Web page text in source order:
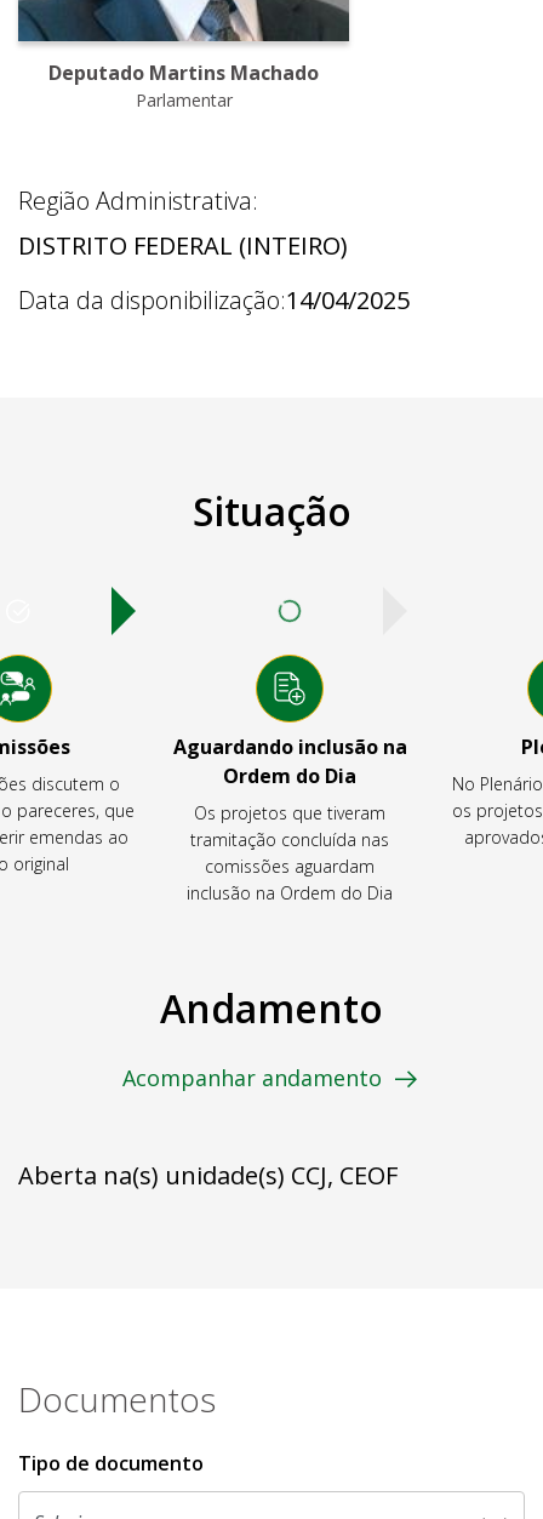
Deputado Martins Machado
Parlamentar
Região Administrativa:
DISTRITO FEDERAL (INTEIRO)
Data da disponibilização:14/04/2025
Situação
discutem o
pareceres, que
emendas ao
original
Aguardando inclusão na
Ordem do Dia
Os projetos que tiveram
tramitação concluída nas
comissões aguardam
inclusão na Ordem do Dia
No
os
Andamento
Acompanhar andamento
Aberta na(s) unidade(s) CCJ, CEOF
Documentos
Tipo de documento